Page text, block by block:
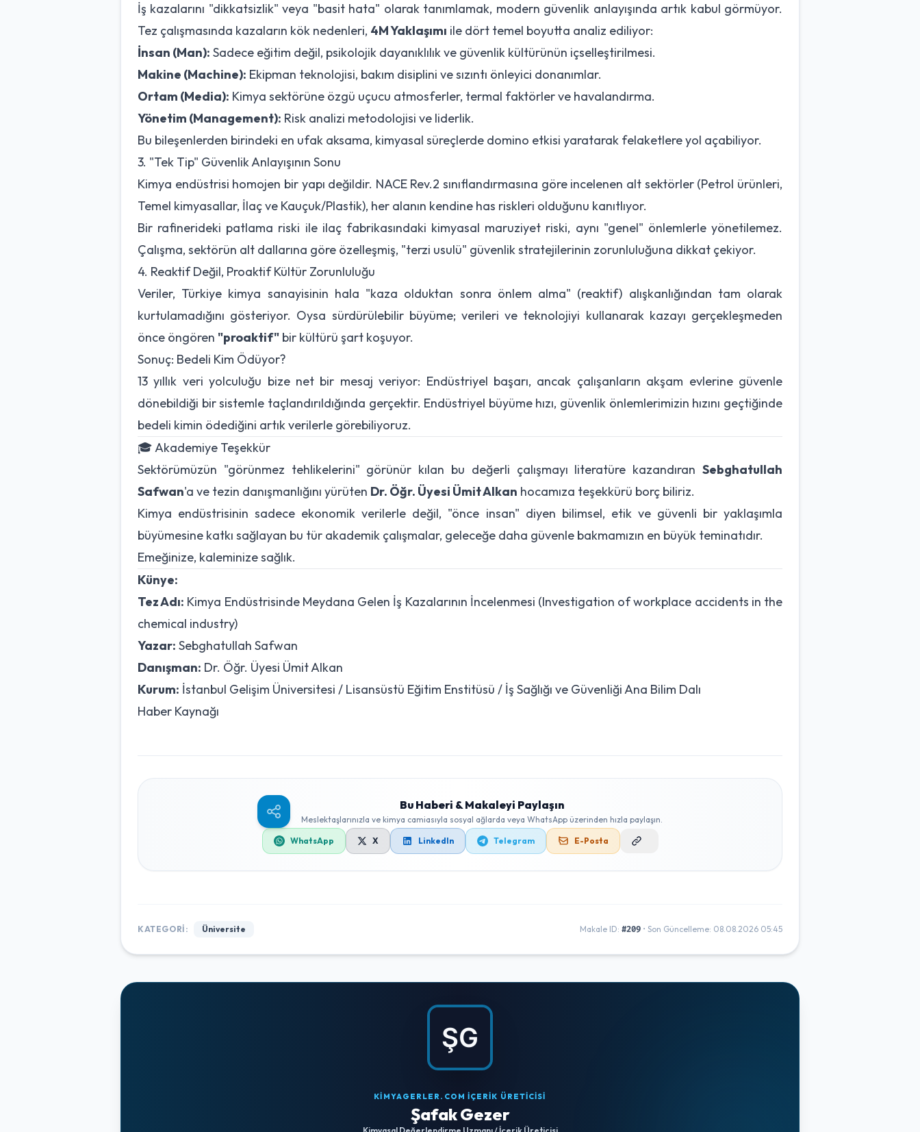
İş kazalarını "dikkatsizlik" veya "basit hata" olarak tanımlamak, modern güvenlik anlayışında artık kabul görmüyor.
Tez çalışmasında kazaların kök nedenleri, 4M Yaklaşımı ile dört temel boyutta analiz ediliyor:
İnsan (Man): Sadece eğitim değil, psikolojik dayanıklılık ve güvenlik kültürünün içselleştirilmesi.
Makine (Machine): Ekipman teknolojisi, bakım disiplini ve sızıntı önleyici donanımlar.
Ortam (Media): Kimya sektörüne özgü uçucu atmosferler, termal faktörler ve havalandırma.
Yönetim (Management): Risk analizi metodolojisi ve liderlik.
Bu bileşenlerden birindeki en ufak aksama, kimyasal süreçlerde domino etkisi yaratarak felaketlere yol açabiliyor.
3. "Tek Tip" Güvenlik Anlayışının Sonu
Kimya endüstrisi homojen bir yapı değildir. NACE Rev.2 sınıflandırmasına göre incelenen alt sektörler (Petrol ürünleri,
Temel kimyasallar, İlaç ve Kauçuk/Plastik), her alanın kendine has riskleri olduğunu kanıtlıyor.
Bir rafinerideki patlama riski ile ilaç fabrikasındaki kimyasal maruziyet riski, aynı "genel" önlemlerle yönetilemez.
Çalışma, sektörün alt dallarına göre özelleşmiş, "terzi usulü" güvenlik stratejilerinin zorunluluğuna dikkat çekiyor.
4. Reaktif Değil, Proaktif Kültür Zorunluluğu
Veriler, Türkiye kimya sanayisinin hala "kaza olduktan sonra önlem alma" (reaktif) alışkanlığından tam olarak
kurtulamadığını gösteriyor. Oysa sürdürülebilir büyüme; verileri ve teknolojiyi kullanarak kazayı gerçekleşmeden
önce öngören "proaktif" bir kültürü şart koşuyor.
Sonuç: Bedeli Kim Ödüyor?
13 yıllık veri yolculuğu bize net bir mesaj veriyor: Endüstriyel başarı, ancak çalışanların akşam evlerine güvenle
dönebildiği bir sistemle taçlandırıldığında gerçektir. Endüstriyel büyüme hızı, güvenlik önlemlerimizin hızını geçtiğinde
bedeli kimin ödediğini artık verilerle görebiliyoruz.
🎓 Akademiye Teşekkür
Sektörümüzün "görünmez tehlikelerini" görünür kılan bu değerli çalışmayı literatüre kazandıran Sebghatullah
Safwan'a ve tezin danışmanlığını yürüten Dr. Öğr. Üyesi Ümit Alkan hocamıza teşekkürü borç biliriz.
Kimya endüstrisinin sadece ekonomik verilerle değil, "önce insan" diyen bilimsel, etik ve güvenli bir yaklaşımla
büyümesine katkı sağlayan bu tür akademik çalışmalar, geleceğe daha güvenle bakmamızın en büyük teminatıdır.
Emeğinize, kaleminize sağlık.
Künye:
Tez Adı: Kimya Endüstrisinde Meydana Gelen İş Kazalarının İncelenmesi (Investigation of workplace accidents in the
chemical industry)
Yazar: Sebghatullah Safwan
Danışman: Dr. Öğr. Üyesi Ümit Alkan
Kurum: İstanbul Gelişim Üniversitesi / Lisansüstü Eğitim Enstitüsü / İş Sağlığı ve Güvenliği Ana Bilim Dalı
Haber Kaynağı
Bu Haberi & Makaleyi Paylaşın
Meslektaşlarınızla ve kimya camiasıyla sosyal ağlarda veya WhatsApp üzerinden hızla paylaşın.
WhatsApp X LinkedIn Telegram E-Posta
KATEGORI: Üniversite Makale ID: #209 • Son Güncelleme: 08.08.2026 05:45
KİMYAGERLER.COM İÇERİK ÜRETİCİSİ
Şafak Gezer